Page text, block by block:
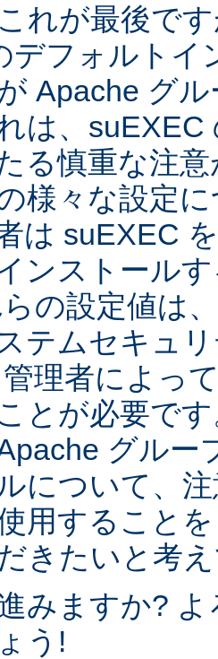
れが最後で
デフォルトイ
Apache グ
は、
る慎重な注
様々な設定
は suEXEC
ンストール
の設定値は
テムセキュ
理者によっ
とが必要で
グルー
について、
用すること
きたいと考
みますか?
う!